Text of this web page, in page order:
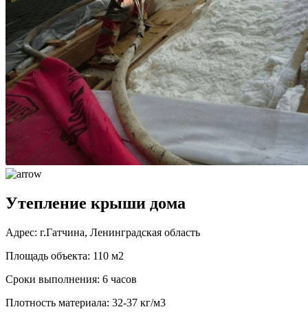
Утепление крыши дома
Адрес: г.Гатчина, Ленинградская область
Площадь объекта: 110 м2
Сроки выполнения: 6 часов
Плотность материала: 32-37 кг/м3